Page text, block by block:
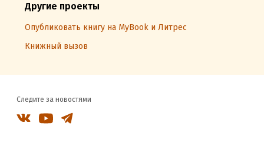
Другие проекты
Опубликовать книгу на MyBook и Литрес
Книжный вызов
Следите за новостями